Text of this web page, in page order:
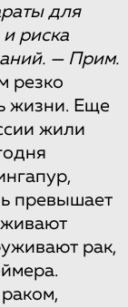
для
риска
— Прим.
резко
жизни. Еще
жили
превышает
рак,